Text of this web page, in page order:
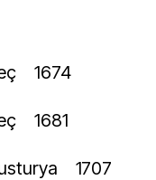
1674
1681
1707